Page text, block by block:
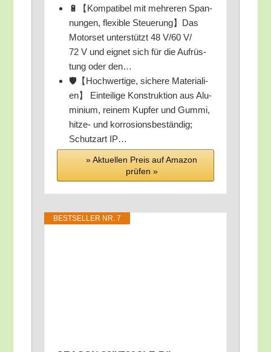
🔋【Kom­pa­ti­bel mit meh­re­ren Span­
nun­gen, fle­xi­ble Steuerung】Das
Motor­set unter­stützt 48 V/​60 V/​
72 V und eig­net sich für die Auf­rüs­
tung oder den…
🛡️【Hoch­wer­ti­ge, siche­re Mate­ria­li­
en】 Ein­tei­li­ge Kon­struk­ti­on aus Alu­
mi­ni­um, rei­nem Kup­fer und Gum­mi,
hit­ze- und kor­ro­si­ons­be­stän­dig;
Schutz­art IP…
» Aktu­el­len Preis auf Ama­zon
prü­fen »
BEST­SEL­LER NR. 7